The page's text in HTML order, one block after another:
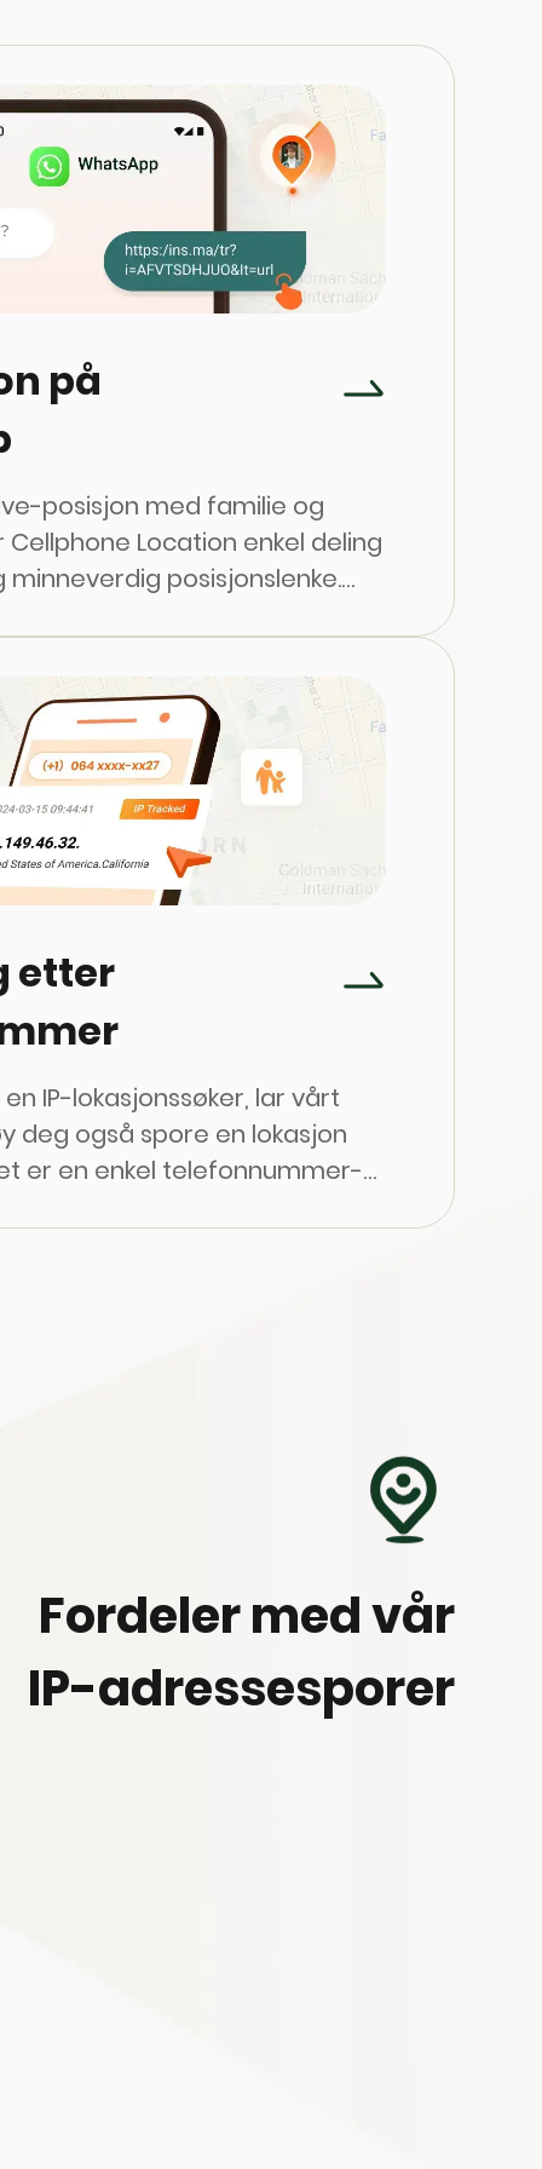
på
posisjon med familie og
Location enkel deling
posisjonslenke.
er en praktisk måte å
andre og se bevegelsene
etter
IP-lokasjonssøker, lar vårt
deg også spore en lokasjon
er en enkel telefonnummer-
hvor dine kjære befinner seg
Fordeler med vår
IP-adressesporer